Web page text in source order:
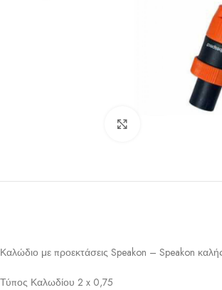
Καλώδιο με προεκτάσεις Speakon – Speakon
Τύπος Καλωδίου 2 x 0,75